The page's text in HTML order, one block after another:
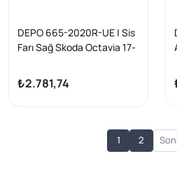
DEPO 665-2020R-UE | Sis
Farı Sağ Skoda Octavia 17-
₺2.781,74
1 2